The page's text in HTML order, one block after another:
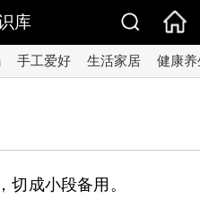
库
手工爱好 生活家居 健康养
切成小段备用。